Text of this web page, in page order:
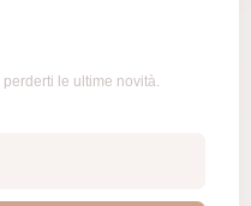
le ultime novità.